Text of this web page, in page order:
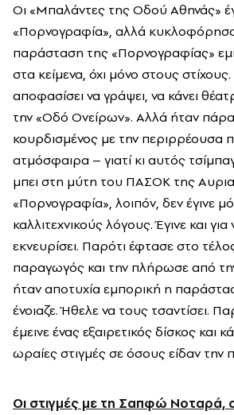
Οι «Μπαλάντες της Οδού Αθηνάς»
«Πορνογραφία», αλλά
παράσταση της «Πορνογραφίας»
στα κείμενα, όχι μόνο στους
αποφασίσει να γράψει, να κάνει
την «Οδό Ονείρων». Αλλά ήταν
κουρδισμένος με την περιρρέουσα
ατμόσφαιρα – γιατί κι αυτός
μπει στη μύτη του ΠΑΣΟΚ της
«Πορνογραφία», λοιπόν, δεν έγινε
καλλιτεχνικούς λόγους. Έγινε και
εκνευρίσει. Παρότι έφτασε στο τέλος
παραγωγός και την πλήρωσε από
ήταν αποτυχία εμπορική η
ένοιαζε. Ήθελε να τους τσαντίσει.
έμεινε ένας εξαιρετικός δίσκος και
ωραίες στιγμές σε όσους είδαν την
Οι στιγμές με τη Σαπφώ Νοταρά,